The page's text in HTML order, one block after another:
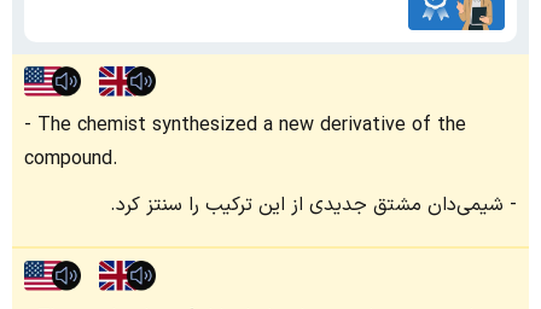
The chemist synthesized a new derivative of the
compound.
شیمی‌دان مشتق جدیدی از این ترکیب را سنتز کرد.